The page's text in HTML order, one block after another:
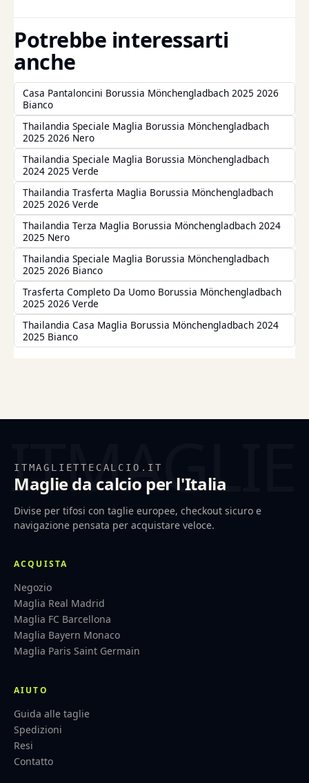
Potrebbe interessarti
anche
Casa Pantaloncini Borussia Mönchengladbach 2025 2026
Bianco
Thailandia Speciale Maglia Borussia Mönchengladbach
2025 2026 Nero
Thailandia Speciale Maglia Borussia Mönchengladbach
2024 2025 Verde
Thailandia Trasferta Maglia Borussia Mönchengladbach
2025 2026 Verde
Thailandia Terza Maglia Borussia Mönchengladbach 2024
2025 Nero
Thailandia Speciale Maglia Borussia Mönchengladbach
2025 2026 Bianco
Trasferta Completo Da Uomo Borussia Mönchengladbach
2025 2026 Verde
Thailandia Casa Maglia Borussia Mönchengladbach 2024
2025 Bianco
ITMAGLIETTECALCIO.IT
Maglie da calcio per l'Italia
Divise per tifosi con taglie europee, checkout sicuro e
navigazione pensata per acquistare veloce.
ACQUISTA
Negozio
Maglia Real Madrid
Maglia FC Barcellona
Maglia Bayern Monaco
Maglia Paris Saint Germain
AIUTO
Guida alle taglie
Spedizioni
Resi
Contatto